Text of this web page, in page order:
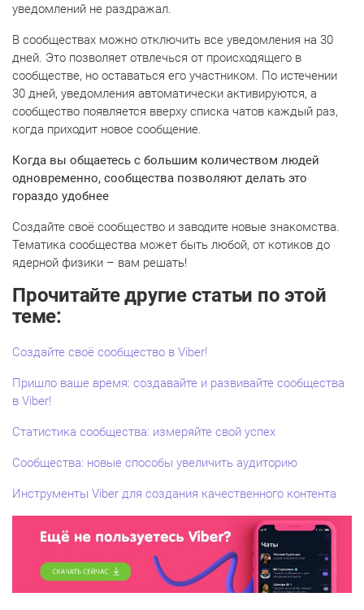
уведомлений не раздражал.
В сообществах можно отключить все уведомления на 30
дней. Это позволяет отвлечься от происходящего в
сообществе, но оставаться его участником. По истечении
30 дней, уведомления автоматически активируются, а
сообщество появляется вверху списка чатов каждый раз,
когда приходит новое сообщение.
Когда вы общаетесь с большим количеством людей
одновременно, сообщества позволяют делать это
гораздо удобнее
Создайте своё сообщество и заводите новые знакомства.
Тематика сообщества может быть любой, от котиков до
ядерной физики – вам решать!
Прочитайте другие статьи по этой
теме:
Создайте своё сообщество в Viber!
Пришло ваше время: создавайте и развивайте сообщества
в Viber!
Статистика сообщества: измеряйте свой успех
Сообщества: новые способы увеличить аудиторию
Инструменты Viber для создания качественного контента